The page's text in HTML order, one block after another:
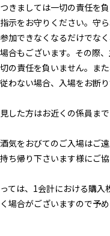
きましては一切の責任を負
示をお守りください。守
加できなくなるだけでな
合もございます。その際
の責任を負いません。ま
わない場合、入場をお断
した方はお近くの係員ま
気をおびてのご入場はご遠
ち帰り下さいます様にご
ては、1会計における購入
場合がございますので予